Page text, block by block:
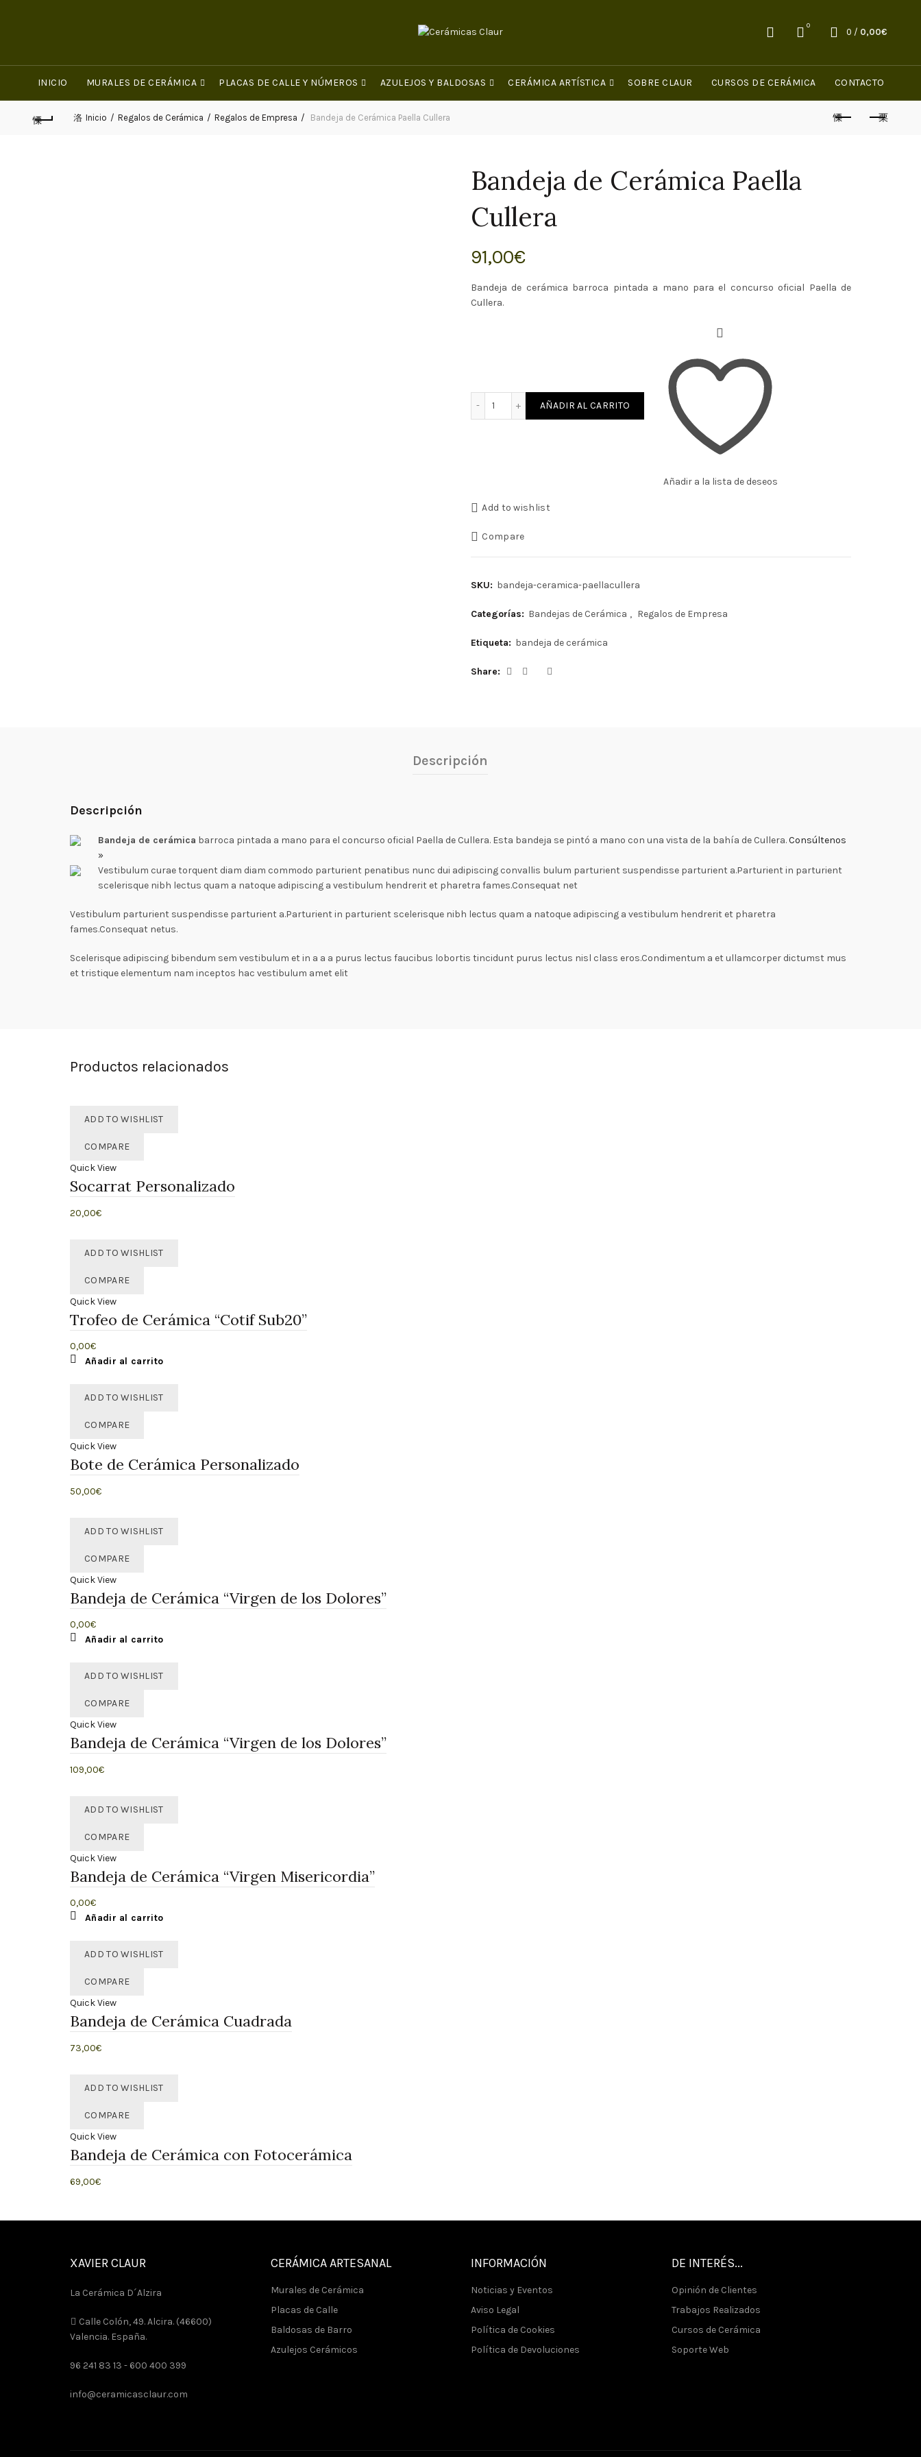
0
0 / 0,00€
INICIO MURALES DE CERÁMICA PLACAS DE CALLE Y NÚMEROS AZULEJOS Y BALDOSAS CERÁMICA ARTÍSTICA SOBRE CLAUR CURSOS DE CERÁMICA CONTACTO
Inicio Regalos de Cerámica Regalos de Empresa Bandeja de Cerámica Paella Cullera
Bandeja de Cerámica Paella
Cullera
91,00€
Bandeja de cerámica barroca pintada a mano para el concurso oficial Paella de
Cullera.
Bandeja de Cerámica Paella Cullera cantidad
AÑADIR AL CARRITO
Añadir a la lista de deseos
Add to wishlist
Compare
SKU: bandeja-ceramica-paellacullera
Categorías: Bandejas de Cerámica , Regalos de Empresa
Etiqueta: bandeja de cerámica
Share
Descripción
Descripción
Bandeja de cerámica barroca pintada a mano para el concurso oficial Paella de Cullera. Esta bandeja se pintó a mano con una vista de la bahía de Cullera.Consúltenos
»
Vestibulum curae torquent diam diam commodo parturient penatibus nunc dui adipiscing convallis bulum parturient suspendisse parturient a.Parturient in parturient
scelerisque nibh lectus quam a natoque adipiscing a vestibulum hendrerit et pharetra fames.Consequat net
Vestibulum parturient suspendisse parturient a.Parturient in parturient scelerisque nibh lectus quam a natoque adipiscing a vestibulum hendrerit et pharetra
fames.Consequat netus.
Scelerisque adipiscing bibendum sem vestibulum et in a a a purus lectus faucibus lobortis tincidunt purus lectus nisl class eros.Condimentum a et ullamcorper dictumst mus
et tristique elementum nam inceptos hac vestibulum amet elit
Productos relacionados
ADD TO WISHLIST
COMPARE
Quick View
Socarrat Personalizado
20,00€
ADD TO WISHLIST
COMPARE
Quick View
Trofeo de Cerámica “Cotif Sub20”
0,00€
Añadir al carrito
ADD TO WISHLIST
COMPARE
Quick View
Bote de Cerámica Personalizado
50,00€
ADD TO WISHLIST
COMPARE
Quick View
Bandeja de Cerámica “Virgen de los Dolores”
0,00€
Añadir al carrito
ADD TO WISHLIST
COMPARE
Quick View
Bandeja de Cerámica “Virgen de los Dolores”
109,00€
ADD TO WISHLIST
COMPARE
Quick View
Bandeja de Cerámica “Virgen Misericordia”
0,00€
Añadir al carrito
ADD TO WISHLIST
COMPARE
Quick View
Bandeja de Cerámica Cuadrada
73,00€
ADD TO WISHLIST
COMPARE
Quick View
Bandeja de Cerámica con Fotocerámica
69,00€
XAVIER CLAUR
La Cerámica D´Alzira
Calle Colón, 49. Alcira. (46600)
Valencia. España.
96 241 83 13 - 600 400 399
info@ceramicasclaur.com
CERÁMICA ARTESANAL
Murales de Cerámica
Placas de Calle
Baldosas de Barro
Azulejos Cerámicos
INFORMACIÓN
Noticias y Eventos
Aviso Legal
Política de Cookies
Política de Devoluciones
DE INTERÉS...
Opinión de Clientes
Trabajos Realizados
Cursos de Cerámica
Soporte Web